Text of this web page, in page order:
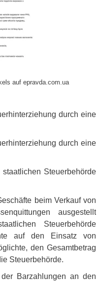
auf epravda.com.ua
durch eine
durch eine
Steuerbehörde
beim Verkauf von
ausgestellt
Steuerbehörde
auf den Einsatz von
den Gesamtbetrag
Steuerbehörde.
Barzahlungen an den